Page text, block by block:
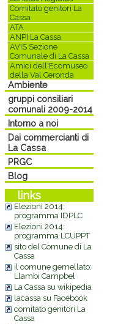
Comitato genitori La
Cassa
ATA
ANPI La Cassa
AVIS Sezione
Comunale di La Cassa
Amici dell'Ecomuseo
della Val Ceronda
Ambiente
gruppi consiliari
comunali 2009-2014
Intorno a noi
Dai commercianti di
La Cassa
PRGC
Blog
links
Elezioni 2014:
programma IDPLC
Elezioni 2014:
programma LCUPPT
sito del Comune di La
Cassa
il comune gemellato:
Llambi Campbel
La Cassa su wikipedia
lacassa su Facebook
comitato genitori La
Cassa